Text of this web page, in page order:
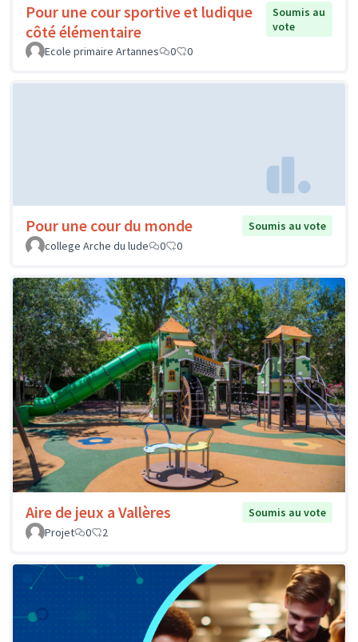
Pour une cour sportive et ludique
côté élémentaire
Soumis au
vote
Ecole primaire Artannes
0 0
Pour une cour du monde
Soumis au vote
college Arche du lude
0 0
Aire de jeux a Vallères
Soumis au vote
Projet
0 2